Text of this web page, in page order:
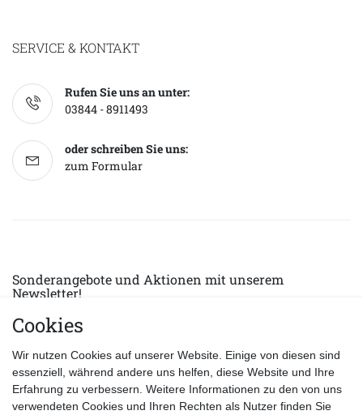
SERVICE & KONTAKT
Rufen Sie uns an unter:
03844 - 8911493
oder schreiben Sie uns:
zum Formular
Sonderangebote und Aktionen mit unserem
Newsletter!
E-MAIL *
Datenschutzerklärung
Cookies
Wir nutzen Cookies auf unserer Website. Einige von diesen sind
essenziell, während andere uns helfen, diese Website und Ihre
Erfahrung zu verbessern. Weitere Informationen zu den von uns
verwendeten Cookies und Ihren Rechten als Nutzer finden Sie